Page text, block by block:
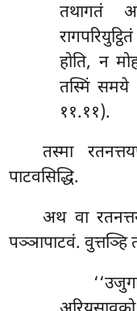
तथागतं
होति, न
तस्मिं समये
११.११).
तस्मा
पाटवसिद्धि.
अथ वा
पञ्ञापाटवं. वुत्तञ्हि